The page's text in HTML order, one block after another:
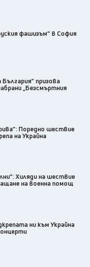
фашизъм“ в София
призова
„Безсмъртния
Поредно шествие
на Украйна
Хиляди на шествие
на военна помощ
ни към Украйна